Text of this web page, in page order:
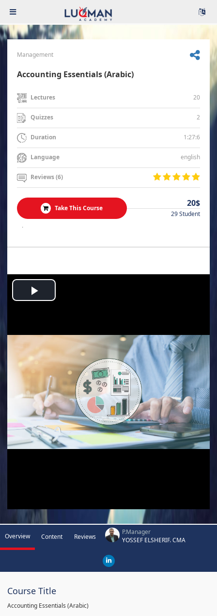
Management
Accounting Essentials (Arabic)
Lectures 20
Quizzes 2
Duration 1:27:6
Language english
Reviews (6)
Take This Course 20$
29 Student
.
Play
Overview Content Reviews
P.Manager
YOSSEF ELSHERIF. CMA
Course Title
Accounting Essentials (Arabic)